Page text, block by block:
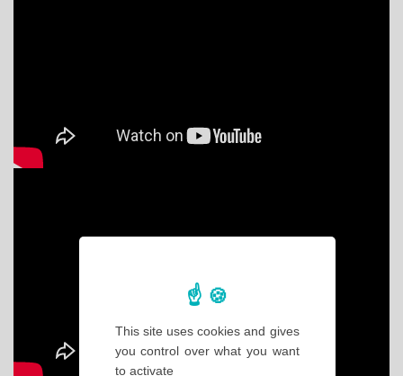
This site uses cookies and gives
you control over what you want
to activate